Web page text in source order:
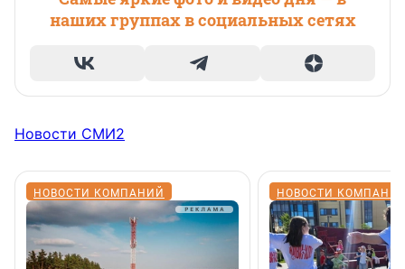
наших группах в социальных сетях
Новости СМИ2
НОВОСТИ КОМПАНИЙ НОВОСТИ